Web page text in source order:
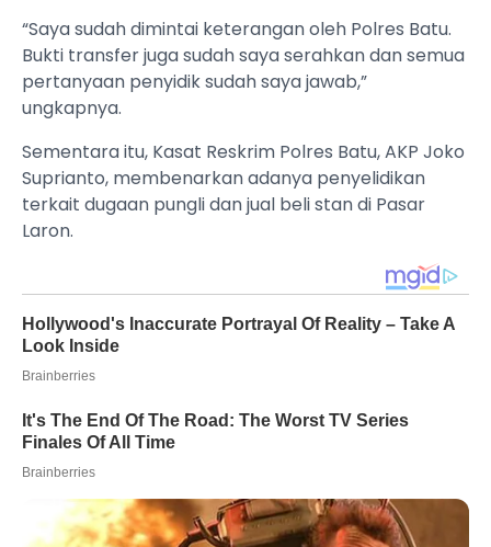
“Saya sudah dimintai keterangan oleh Polres Batu.
Bukti transfer juga sudah saya serahkan dan semua
pertanyaan penyidik sudah saya jawab,”
ungkapnya.
Sementara itu, Kasat Reskrim Polres Batu, AKP Joko
Suprianto, membenarkan adanya penyelidikan
terkait dugaan pungli dan jual beli stan di Pasar
Laron.